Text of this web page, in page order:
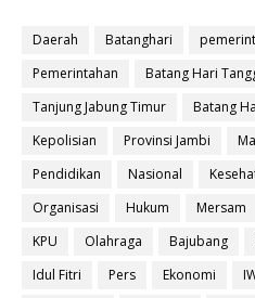
Daerah Batanghari
Pemerintahan
Batang Hari
Tanjung Jabung Timur
Batang
Kepolisian
Provinsi Jambi
Pendidikan
Nasional
Organisasi
Hukum Mersam
KPU
Olahraga Bajubang
Idul Fitri
Pers Ekonomi